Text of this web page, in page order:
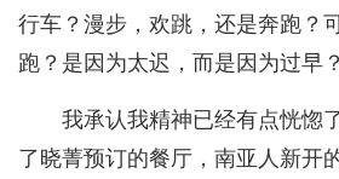
行车？漫步，欢跳，还是奔跑？
跑？是因为太迟，而是因为过
我承认我精神已经有点恍惚
了晓菁预订的餐厅，南亚人新开